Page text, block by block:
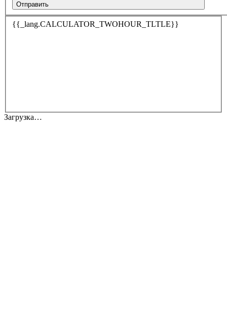
Отправить
{{_lang.CALCULATOR_TWOHOUR_TLTLE}}
Загрузка…